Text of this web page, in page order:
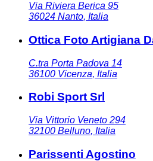
Via Riviera Berica 95
36024 Nanto, Italia
Ottica Foto Artigiana
C.tra Porta Padova 14
36100 Vicenza, Italia
Robi Sport Srl
Via Vittorio Veneto 294
32100 Belluno, Italia
Parissenti Agostino